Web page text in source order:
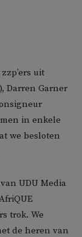
uit
Darren Garner
in enkele
we besloten
UDU Media
trok. We
de heren van